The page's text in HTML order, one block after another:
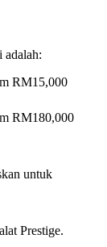
adalah:
RM15,000
RM180,000
untuk
Prestige.